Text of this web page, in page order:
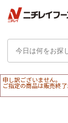
申し訳ございません。
ご指定の商品は販売終